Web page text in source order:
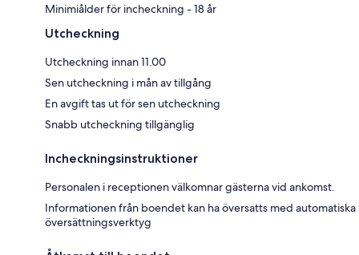
Minimiålder för incheckning - 18 år
Utcheckning
Utcheckning innan 11.00
Sen utcheckning i mån av tillgång
En avgift tas ut för sen utcheckning
Snabb utcheckning tillgänglig
Incheckningsinstruktioner
Personalen i receptionen välkomnar gästerna vid ankomst.
Informationen från boendet kan ha översatts med automatiska
översättningsverktyg